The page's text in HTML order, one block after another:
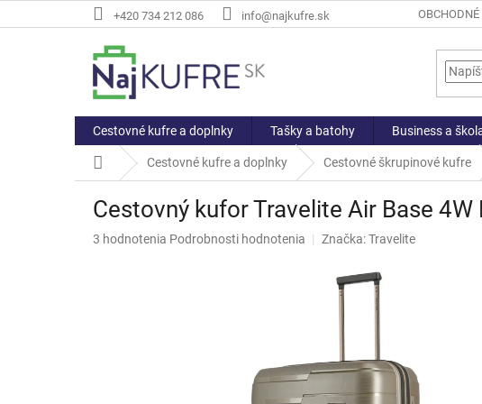
na
+420 734 212 086 info@najkufre.sk
Cestovné kufre a doplnky Tašky a batohy Business a
DomovCestovné kufre a doplnky Cestovné škrupinové kufre
Cestovný kufor Travelite Air Base 4W
Priemerné
3 hodnotenia Podrobnosti hodnotenia Značka:Travelite